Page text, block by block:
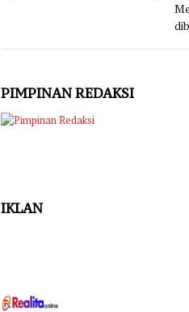
PIMPINAN REDAKSI
IKLAN